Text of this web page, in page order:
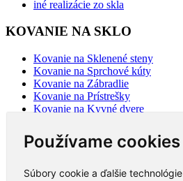
Používame cookies
Súbory cookie a ďalšie technológie
iné realizácie zo skla
KOVANIE NA SKLO
Kovanie na Sklenené steny
Kovanie na Sprchové kúty
Kovanie na Zábradlie
Kovanie na Prístrešky
Kovanie na Kyvné dvere
Kovanie na sklo 2